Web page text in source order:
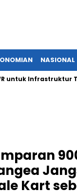
NASIONAL
untuk Infrastruktur
Kart